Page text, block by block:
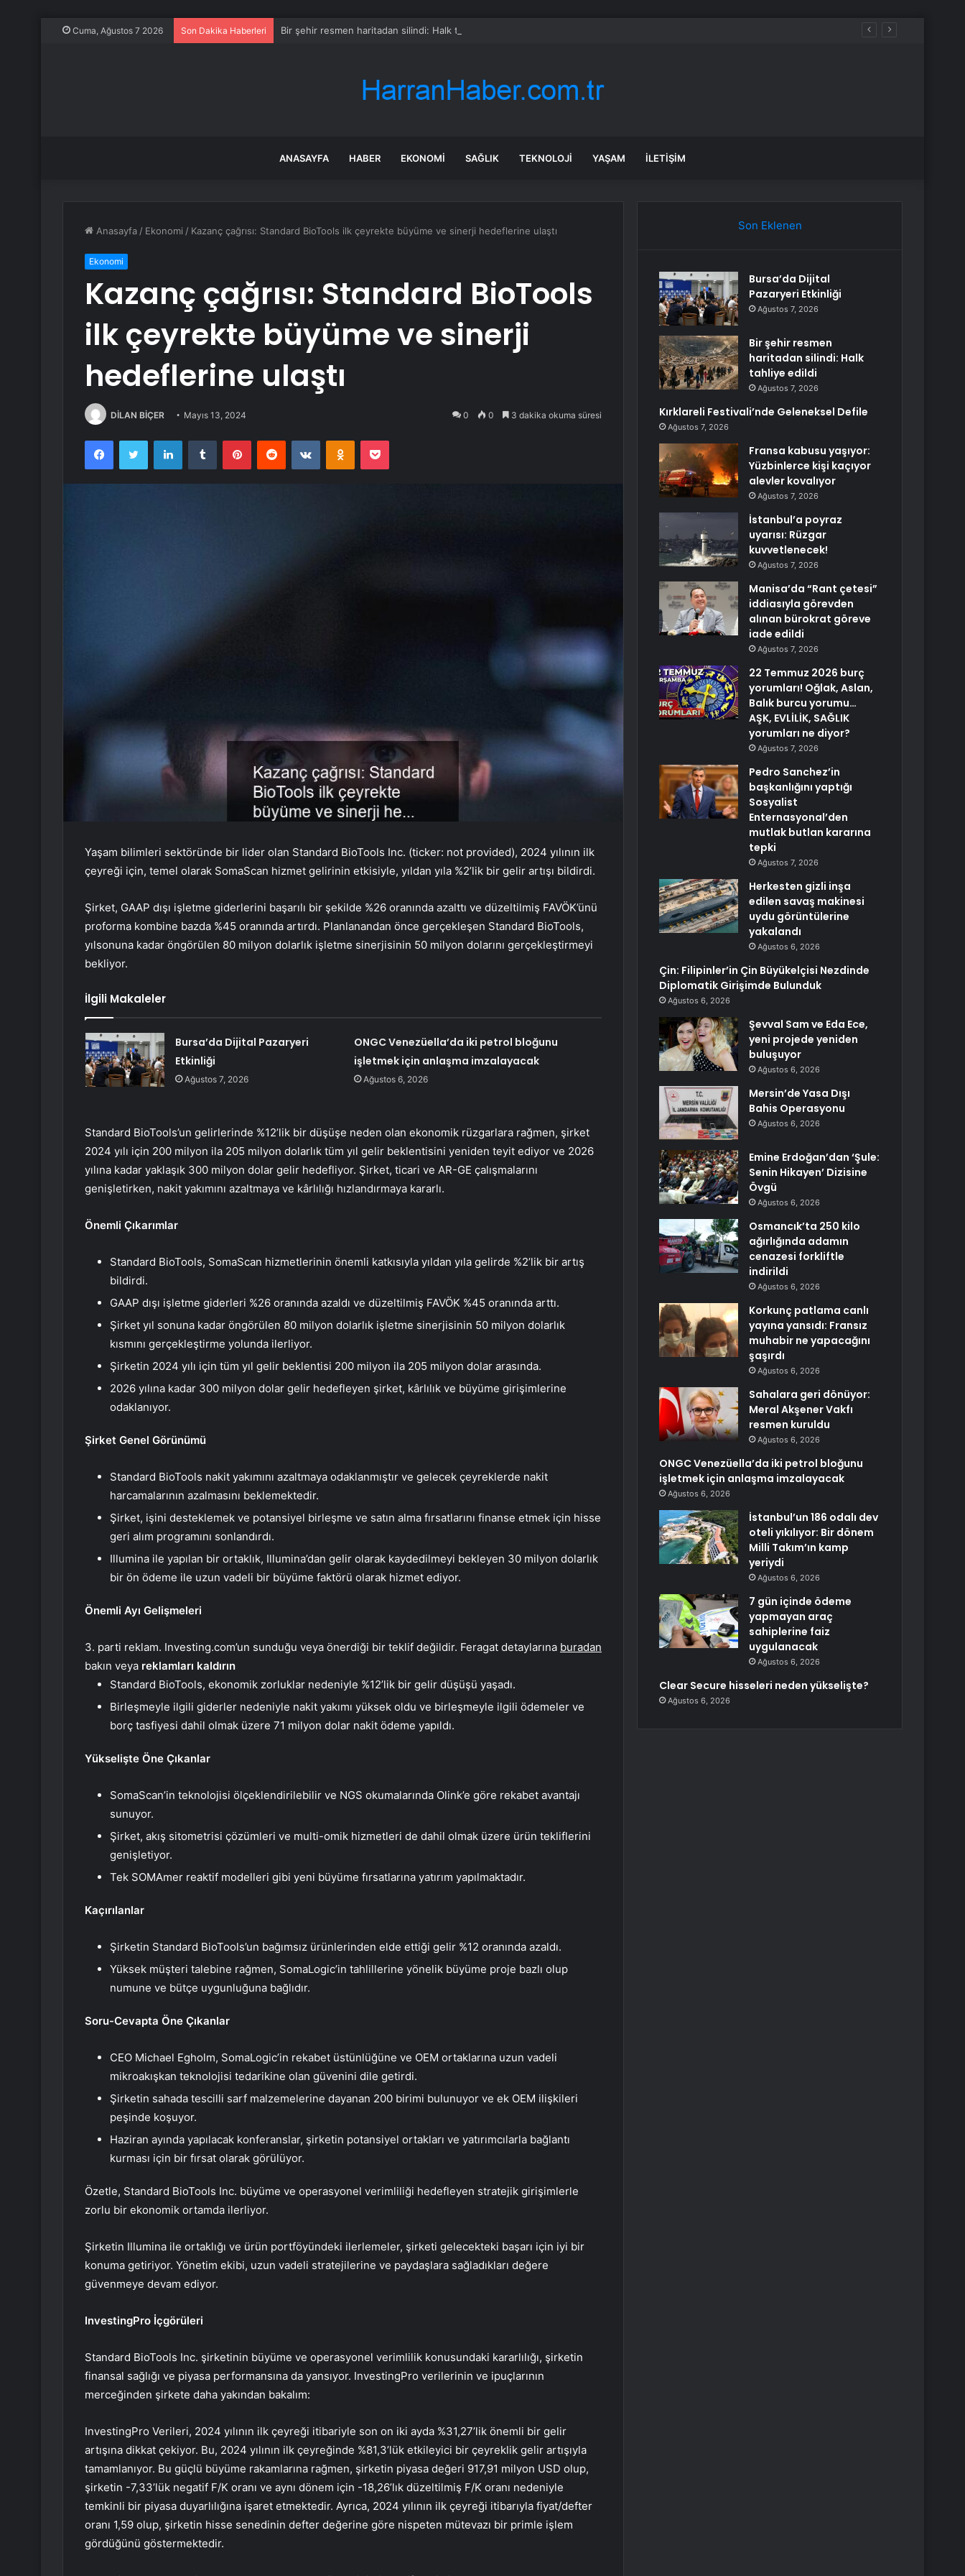
Cuma, Ağustos 7 2026 Son Dakika Haberleri Bir şehir resmen haritadan silindi: Halk tahliye edildi
ANASAYFA HABER EKONOMI SAĞLIK TEKNOLOJI YAŞAM İLETIŞIM
Anasayfa / Ekonomi / Kazanç çağrısı: Standard BioTools ilk çeyrekte büyüme ve sinerji hedeflerine ulaştı
Ekonomi
Kazanç çağrısı: Standard BioTools
ilk çeyrekte büyüme ve sinerji
hedeflerine ulaştı
DİLAN BİÇER Mayıs 13, 2024 0 0 3 dakika okuma süresi
FacebookTwitter LinkedInTumblr PinterestReddit VKontakteOdnoklassniki
Pocket
Yaşam bilimleri sektöründe bir lider olan Standard BioTools Inc. (ticker: not provided), 2024 yılının ilk
çeyreği için, temel olarak SomaScan hizmet gelirinin etkisiyle, yıldan yıla %2’lik bir gelir artışı bildirdi.
Şirket, GAAP dışı işletme giderlerini başarılı bir şekilde %26 oranında azalttı ve düzeltilmiş FAVÖK’ünü
proforma kombine bazda %45 oranında artırdı. Planlanandan önce gerçekleşen Standard BioTools,
yılsonuna kadar öngörülen 80 milyon dolarlık işletme sinerjisinin 50 milyon dolarını gerçekleştirmeyi
bekliyor.
İlgili Makaleler
Bursa’da Dijital Pazaryeri
Etkinliği
Ağustos 7, 2026
ONGC Venezüella’da iki petrol bloğunu
işletmek için anlaşma imzalayacak
Ağustos 6, 2026
Standard BioTools’un gelirlerinde %12’lik bir düşüşe neden olan ekonomik rüzgarlara rağmen, şirket
2024 yılı için 200 milyon ila 205 milyon dolarlık tüm yıl gelir beklentisini yeniden teyit ediyor ve 2026
yılına kadar yaklaşık 300 milyon dolar gelir hedefliyor. Şirket, ticari ve AR-GE çalışmalarını
genişletirken, nakit yakımını azaltmaya ve kârlılığı hızlandırmaya kararlı.
Önemli Çıkarımlar
Standard BioTools, SomaScan hizmetlerinin önemli katkısıyla yıldan yıla gelirde %2’lik bir artış
bildirdi.
GAAP dışı işletme giderleri %26 oranında azaldı ve düzeltilmiş FAVÖK %45 oranında arttı.
Şirket yıl sonuna kadar öngörülen 80 milyon dolarlık işletme sinerjisinin 50 milyon dolarlık
kısmını gerçekleştirme yolunda ilerliyor.
Şirketin 2024 yılı için tüm yıl gelir beklentisi 200 milyon ila 205 milyon dolar arasında.
2026 yılına kadar 300 milyon dolar gelir hedefleyen şirket, kârlılık ve büyüme girişimlerine
odaklanıyor.
Şirket Genel Görünümü
Standard BioTools nakit yakımını azaltmaya odaklanmıştır ve gelecek çeyreklerde nakit
harcamalarının azalmasını beklemektedir.
Şirket, işini desteklemek ve potansiyel birleşme ve satın alma fırsatlarını finanse etmek için hisse
geri alım programını sonlandırdı.
Illumina ile yapılan bir ortaklık, Illumina’dan gelir olarak kaydedilmeyi bekleyen 30 milyon dolarlık
bir ön ödeme ile uzun vadeli bir büyüme faktörü olarak hizmet ediyor.
Önemli Ayı Gelişmeleri
3. parti reklam. Investing.com’un sunduğu veya önerdiği bir teklif değildir. Feragat detaylarına buradan
bakın veya reklamları kaldırın
Standard BioTools, ekonomik zorluklar nedeniyle %12’lik bir gelir düşüşü yaşadı.
Birleşmeyle ilgili giderler nedeniyle nakit yakımı yüksek oldu ve birleşmeyle ilgili ödemeler ve
borç tasfiyesi dahil olmak üzere 71 milyon dolar nakit ödeme yapıldı.
Yükselişte Öne Çıkanlar
SomaScan’in teknolojisi ölçeklendirilebilir ve NGS okumalarında Olink’e göre rekabet avantajı
sunuyor.
Şirket, akış sitometrisi çözümleri ve multi-omik hizmetleri de dahil olmak üzere ürün tekliflerini
genişletiyor.
Tek SOMAmer reaktif modelleri gibi yeni büyüme fırsatlarına yatırım yapılmaktadır.
Kaçırılanlar
Şirketin Standard BioTools’un bağımsız ürünlerinden elde ettiği gelir %12 oranında azaldı.
Yüksek müşteri talebine rağmen, SomaLogic’in tahlillerine yönelik büyüme proje bazlı olup
numune ve bütçe uygunluğuna bağlıdır.
Soru-Cevapta Öne Çıkanlar
CEO Michael Egholm, SomaLogic’in rekabet üstünlüğüne ve OEM ortaklarına uzun vadeli
mikroakışkan teknolojisi tedarikine olan güvenini dile getirdi.
Şirketin sahada tescilli sarf malzemelerine dayanan 200 birimi bulunuyor ve ek OEM ilişkileri
peşinde koşuyor.
Haziran ayında yapılacak konferanslar, şirketin potansiyel ortakları ve yatırımcılarla bağlantı
kurması için bir fırsat olarak görülüyor.
Özetle, Standard BioTools Inc. büyüme ve operasyonel verimliliği hedefleyen stratejik girişimlerle
zorlu bir ekonomik ortamda ilerliyor.
Şirketin Illumina ile ortaklığı ve ürün portföyündeki ilerlemeler, şirketi gelecekteki başarı için iyi bir
konuma getiriyor. Yönetim ekibi, uzun vadeli stratejilerine ve paydaşlara sağladıkları değere
güvenmeye devam ediyor.
InvestingPro İçgörüleri
Standard BioTools Inc. şirketinin büyüme ve operasyonel verimlilik konusundaki kararlılığı, şirketin
finansal sağlığı ve piyasa performansına da yansıyor. InvestingPro verilerinin ve ipuçlarının
merceğinden şirkete daha yakından bakalım:
InvestingPro Verileri, 2024 yılının ilk çeyreği itibariyle son on iki ayda %31,27’lik önemli bir gelir
artışına dikkat çekiyor. Bu, 2024 yılının ilk çeyreğinde %81,3’lük etkileyici bir çeyreklik gelir artışıyla
tamamlanıyor. Bu güçlü büyüme rakamlarına rağmen, şirketin piyasa değeri 917,91 milyon USD olup,
şirketin -7,33’lük negatif F/K oranı ve aynı dönem için -18,26’lık düzeltilmiş F/K oranı nedeniyle
temkinli bir piyasa duyarlılığına işaret etmektedir. Ayrıca, 2024 yılının ilk çeyreği itibarıyla fiyat/defter
oranı 1,59 olup, şirketin hisse senedinin defter değerine göre nispeten mütevazı bir primle işlem
gördüğünü göstermektedir.
Son Eklenen
Bursa’da Dijital
Pazaryeri Etkinliği
Ağustos 7, 2026
Bir şehir resmen
haritadan silindi: Halk
tahliye edildi
Ağustos 7, 2026
Kırklareli Festivali’nde Geleneksel Defile
Ağustos 7, 2026
Fransa kabusu yaşıyor:
Yüzbinlerce kişi kaçıyor
alevler kovalıyor
Ağustos 7, 2026
İstanbul’a poyraz
uyarısı: Rüzgar
kuvvetlenecek!
Ağustos 7, 2026
Manisa’da “Rant çetesi”
iddiasıyla görevden
alınan bürokrat göreve
iade edildi
Ağustos 7, 2026
22 Temmuz 2026 burç
yorumları! Oğlak, Aslan,
Balık burcu yorumu…
AŞK, EVLİLİK, SAĞLIK
yorumları ne diyor?
Ağustos 7, 2026
Pedro Sanchez’in
başkanlığını yaptığı
Sosyalist
Enternasyonal’den
mutlak butlan kararına
tepki
Ağustos 7, 2026
Herkesten gizli inşa
edilen savaş makinesi
uydu görüntülerine
yakalandı
Ağustos 6, 2026
Çin: Filipinler’in Çin Büyükelçisi Nezdinde
Diplomatik Girişimde Bulunduk
Ağustos 6, 2026
Şevval Sam ve Eda Ece,
yeni projede yeniden
buluşuyor
Ağustos 6, 2026
Mersin’de Yasa Dışı
Bahis Operasyonu
Ağustos 6, 2026
Emine Erdoğan’dan ‘Şule:
Senin Hikayen’ Dizisine
Övgü
Ağustos 6, 2026
Osmancık’ta 250 kilo
ağırlığında adamın
cenazesi forkliftle
indirildi
Ağustos 6, 2026
Korkunç patlama canlı
yayına yansıdı: Fransız
muhabir ne yapacağını
şaşırdı
Ağustos 6, 2026
Sahalara geri dönüyor:
Meral Akşener Vakfı
resmen kuruldu
Ağustos 6, 2026
ONGC Venezüella’da iki petrol bloğunu
işletmek için anlaşma imzalayacak
Ağustos 6, 2026
İstanbul’un 186 odalı dev
oteli yıkılıyor: Bir dönem
Milli Takım’ın kamp
yeriydi
Ağustos 6, 2026
7 gün içinde ödeme
yapmayan araç
sahiplerine faiz
uygulanacak
Ağustos 6, 2026
Clear Secure hisseleri neden yükselişte?
Ağustos 6, 2026